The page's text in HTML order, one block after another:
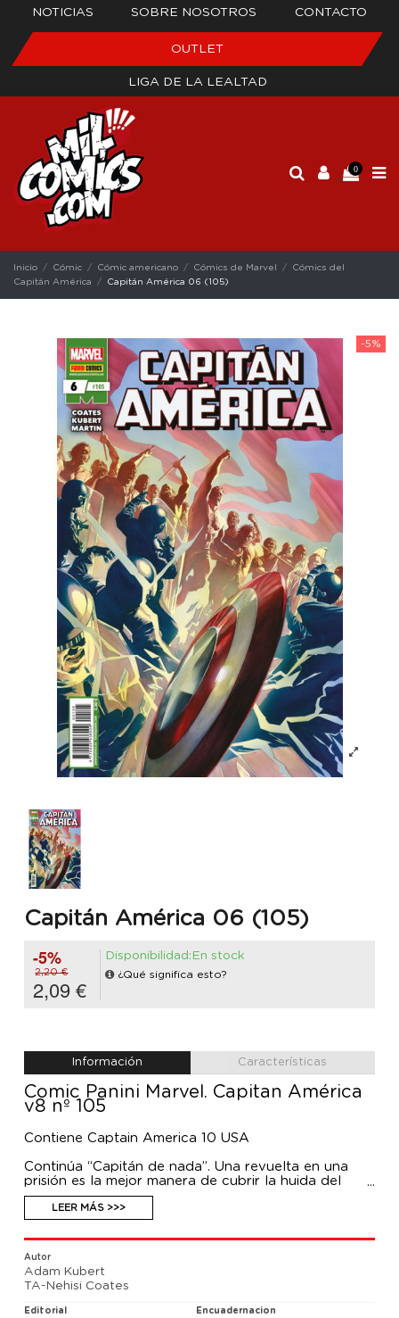
NOTICIAS SOBRE NOSOTROS CONTACTO
OUTLET
LIGA DE LA LEALTAD
0
Inicio Cómic Cómic americano Cómics de Marvel
Cómics del
Capitán América
Capitán América 06 (105)
-5%
Capitán América 06 (105)
-5%
2,20 €
2,09 €
Disponibilidad:En stock
¿Qué significa esto?
Información Características
Comic Panini Marvel. Capitan América
v8 nº 105
Contiene Captain America 10 USA
Continúa “Capitán de nada”. Una revuelta en una
prisión es la mejor manera de cubrir la huida del
Capitán América de su confinamiento, sólo hay un
problema. ¿Qué ocurriría si el Centinela de la
Libertad no quisiera marcharse?
LEER MÁS >>>
Autor
Adam Kubert
TA-Nehisi Coates
Editorial Encuadernacion